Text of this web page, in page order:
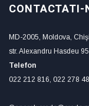
CONTACTATI-
MD-2005, Moldova,
str. Alexandru Hasdeu
Telefon
022 212 816, 022 278